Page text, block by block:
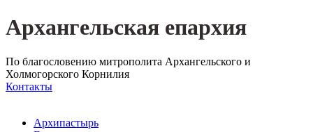
Архангельская епархия
По благословению митрополита Архангельского и
Холмогорского Корнилия
Контакты
Архипастырь